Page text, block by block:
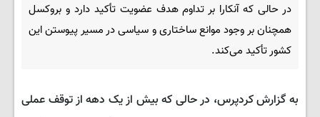
در حالی که آنکارا بر تداوم هدف عضویت تأکید دارد و بروکسل
همچنان بر وجود موانع ساختاری و سیاسی در مسیر پیوستن این
کشور تأکید می‌کند.
به گزارش کردپرس، در حالی که بیش از یک دهه از توقف عملی